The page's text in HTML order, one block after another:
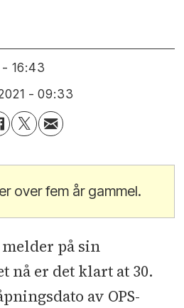
- 16:43
- 09:33
over fem år gammel.
på sin
nå er det klart at 30.
av OPS-